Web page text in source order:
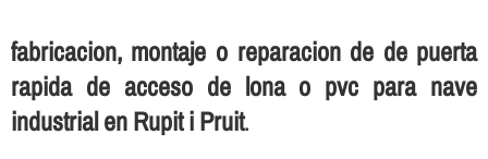
fabricacion, montaje o reparacion de de puerta
rapida de acceso de lona o pvc para nave
industrial en Rupit i Pruit.